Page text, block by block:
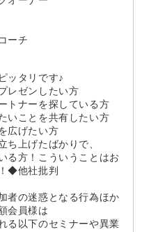
ーチ
ッタリです♪
レゼンしたい方
トナーを探している方
いことを共有したい方
広げたい方
上げたばかりで、
る方！こういうことはお
◆他社批判
者の迷惑となる行為ほか
会員様は
る以下のセミナーや異業